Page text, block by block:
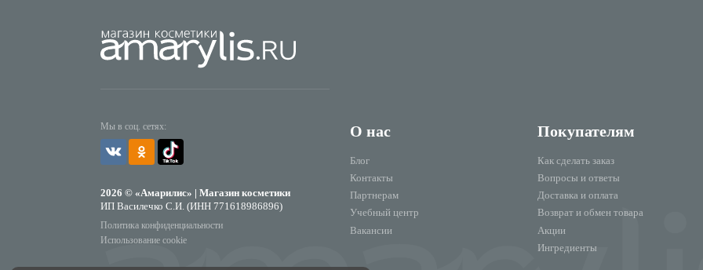
Мы в соц. сетях:
2026 © «Амарилис» | Магазин косметики
ИП Василечко С.И. (ИНН 771618986896)
Политика конфиденциальности
Использование cookie
О нас
Блог
Контакты
Партнерам
Учебный центр
Вакансии
Покупателям
Как сделать заказ
Вопросы и ответы
Доставка и оплата
Возврат и обмен товара
Акции
Ингредиенты